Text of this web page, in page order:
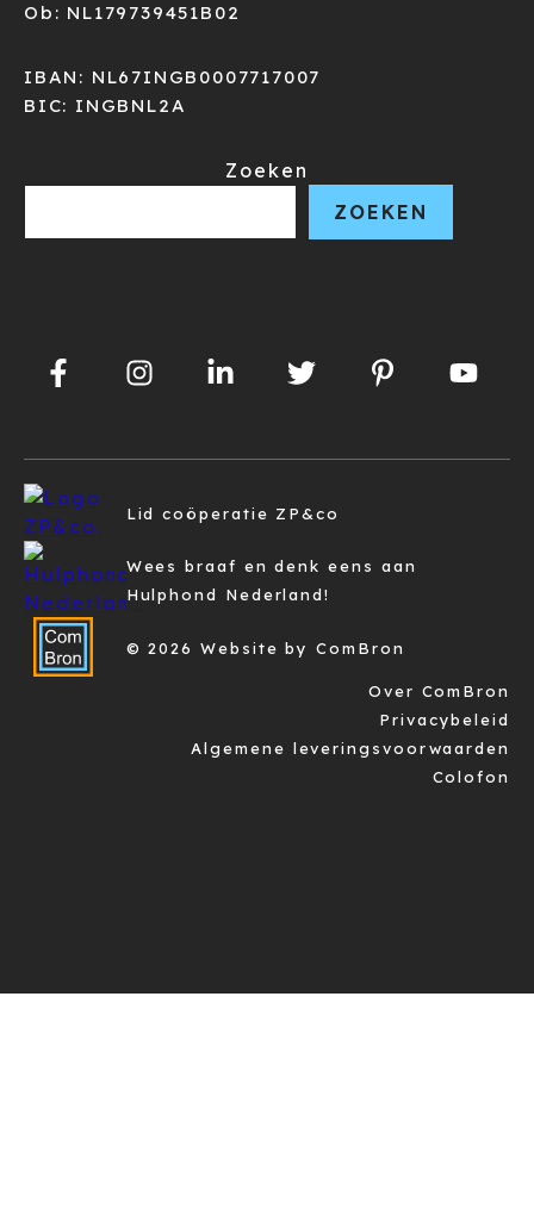
Ob: NL179739451B02
IBAN: NL67INGB0007717007
BIC: INGBNL2A
Zoeken
ZOEKEN
Lid coöperatie ZP&co
Wees braaf en denk eens aan
Hulphond Nederland!
© 2026 Website by ComBron
Over ComBron
Privacybeleid
Algemene leveringsvoorwaarden
Colofon